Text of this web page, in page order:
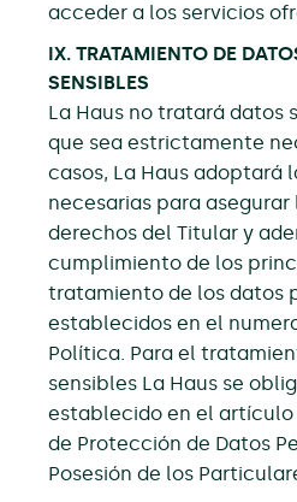
acceder a los servicios
IX. TRATAMIENTO DE
SENSIBLES
La Haus no tratará datos
que sea estrictamente
casos, La Haus adoptará
necesarias para
derechos del Titular y
cumplimiento de los
tratamiento de los datos
establecidos en el
Política. Para el
sensibles La Haus se
establecido en el artículo
de Protección de Datos
Posesión de los